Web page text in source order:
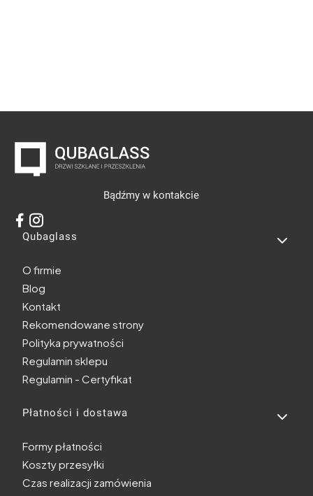
Bądźmy w kontakcie
Linki w stopce
Qubaglass
O firmie
Blog
Kontakt
Rekomendowane strony
Polityka prywatności
Regulamin sklepu
Regulamin - Certyfikat
Płatności i dostawa
Formy płatności
Koszty przesyłki
Czas realizacji zamówienia